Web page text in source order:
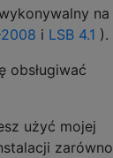
na
2008 i LSB 4.1 ).
obsługiwać
użyć mojej
zarówno